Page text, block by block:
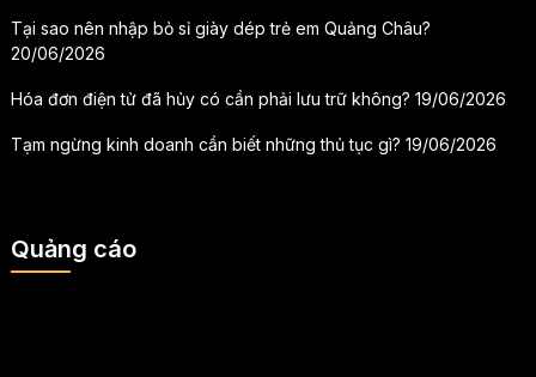
Tại sao nên nhập bỏ sỉ giày dép trẻ em Quảng Châu?
20/06/2026
Hóa đơn điện tử đã hủy có cần phải lưu trữ không? 19/06/2026
Tạm ngừng kinh doanh cần biết những thủ tục gì? 19/06/2026
Quảng cáo